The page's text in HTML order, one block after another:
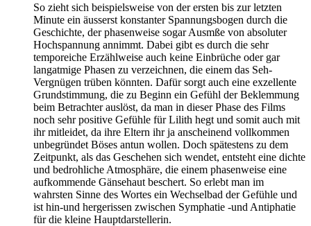
So zieht sich beispielsweise von der ersten bis zur letzten
Minute ein äusserst konstanter Spannungsbogen durch die
Geschichte, der phasenweise sogar Ausmße von absoluter
Hochspannung annimmt. Dabei gibt es durch die sehr
temporeiche Erzählweise auch keine Einbrüche oder gar
langatmige Phasen zu verzeichnen, die einem das Seh-
Vergnügen trüben könnten. Dafür sorgt auch eine exzellente
Grundstimmung, die zu Beginn ein Gefühl der Beklemmung
beim Betrachter auslöst, da man in dieser Phase des Films
noch sehr positive Gefühle für Lilith hegt und somit auch mit
ihr mitleidet, da ihre Eltern ihr ja anscheinend vollkommen
unbegründet Böses antun wollen. Doch spätestens zu dem
Zeitpunkt, als das Geschehen sich wendet, entsteht eine dichte
und bedrohliche Atmosphäre, die einem phasenweise eine
aufkommende Gänsehaut beschert. So erlebt man im
wahrsten Sinne des Wortes ein Wechselbad der Gefühle und
ist hin-und hergerissen zwischen Symphatie -und Antiphatie
für die kleine Hauptdarstellerin.